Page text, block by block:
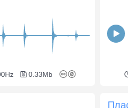
0.33Mb